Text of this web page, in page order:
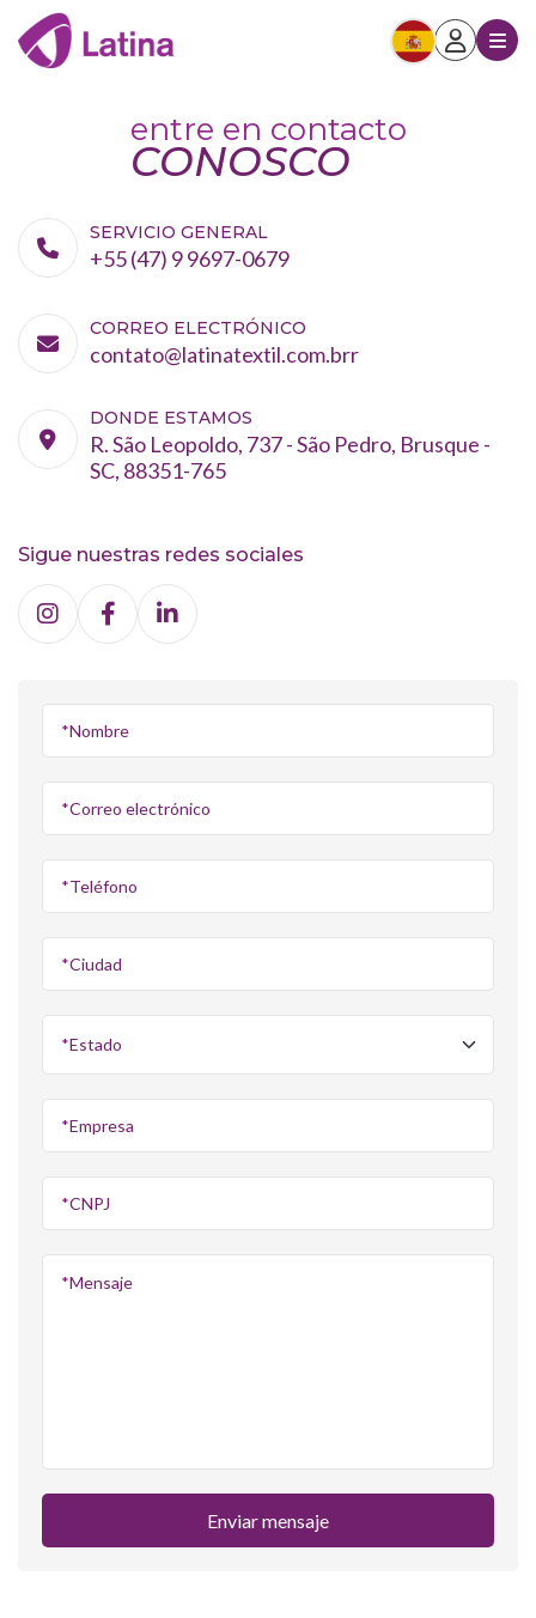
entre en contacto
CONOSCO
SERVICIO GENERAL
+55 (47) 9 9697-0679
CORREO ELECTRÓNICO
contato@latinatextil.com.brr
DONDE ESTAMOS
R. São Leopoldo, 737 - São Pedro, Brusque -
SC, 88351-765
Sigue nuestras redes sociales
Enviar mensaje